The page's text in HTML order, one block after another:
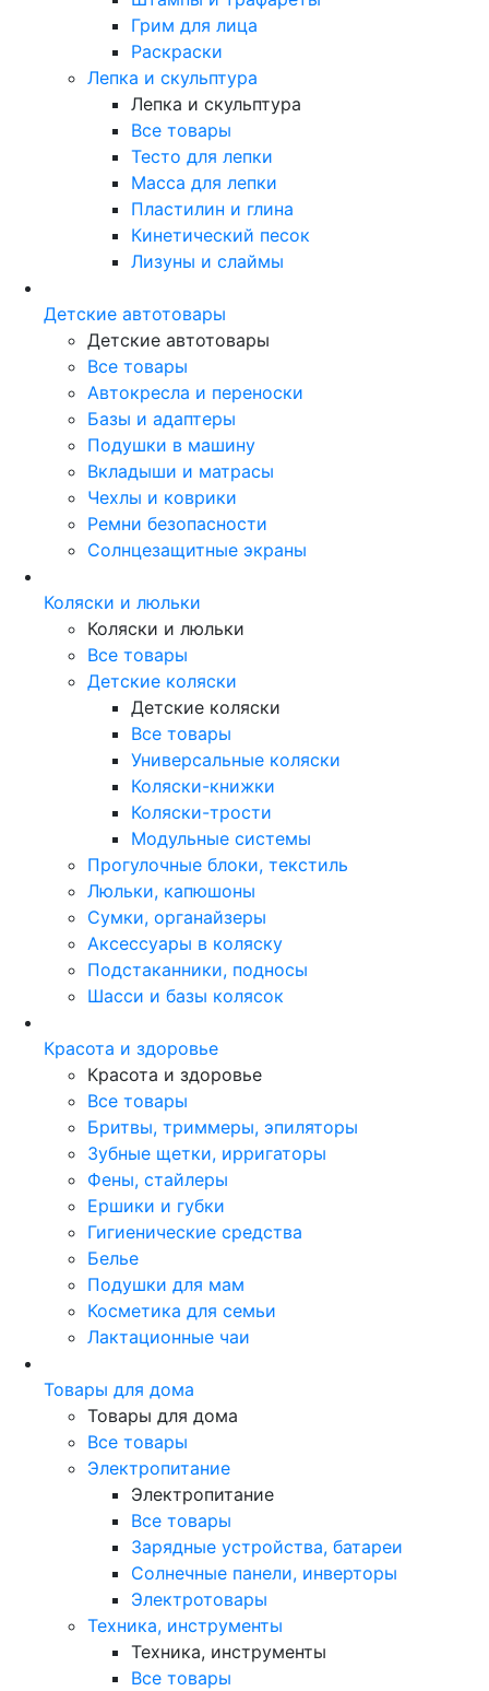
Грим для лица
Раскраски
Лепка и скульптура
Лепка и скульптура
Все товары
Тесто для лепки
Масса для лепки
Пластилин и глина
Кинетический песок
Лизуны и слаймы
Детские автотовары
Детские автотовары
Все товары
Автокресла и переноски
Базы и адаптеры
Подушки в машину
Вкладыши и матрасы
Чехлы и коврики
Ремни безопасности
Солнцезащитные экраны
Коляски и люльки
Коляски и люльки
Все товары
Детские коляски
Детские коляски
Все товары
Универсальные коляски
Коляски-книжки
Коляски-трости
Модульные системы
Прогулочные блоки, текстиль
Люльки, капюшоны
Сумки, органайзеры
Аксессуары в коляску
Подстаканники, подносы
Шасси и базы колясок
Красота и здоровье
Красота и здоровье
Все товары
Бритвы, триммеры, эпиляторы
Зубные щетки, ирригаторы
Фены, стайлеры
Ершики и губки
Гигиенические средства
Белье
Подушки для мам
Косметика для семьи
Лактационные чаи
Товары для дома
Товары для дома
Все товары
Электропитание
Электропитание
Все товары
Зарядные устройства, батареи
Солнечные панели, инверторы
Электротовары
Техника, инструменты
Техника, инструменты
Все товары